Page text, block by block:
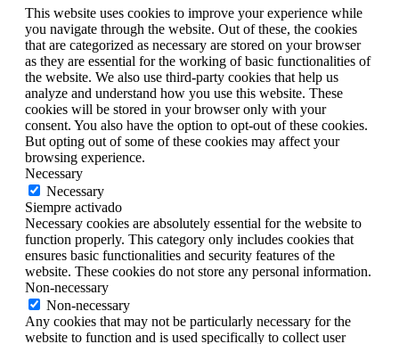
This website uses cookies to improve your experience while
you navigate through the website. Out of these, the cookies
that are categorized as necessary are stored on your browser
as they are essential for the working of basic functionalities of
the website. We also use third-party cookies that help us
analyze and understand how you use this website. These
cookies will be stored in your browser only with your
consent. You also have the option to opt-out of these cookies.
But opting out of some of these cookies may affect your
browsing experience.
Necessary
Necessary
Siempre activado
Necessary cookies are absolutely essential for the website to
function properly. This category only includes cookies that
ensures basic functionalities and security features of the
website. These cookies do not store any personal information.
Non-necessary
Non-necessary
Any cookies that may not be particularly necessary for the
website to function and is used specifically to collect user